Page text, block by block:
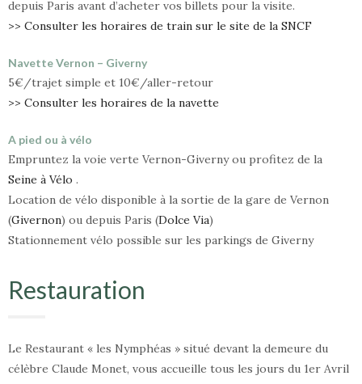
depuis Paris avant d’acheter vos billets pour la visite.
>> Consulter les horaires de train sur le site de la SNCF
Navette Vernon – Giverny
5€/trajet simple et 10€/aller-retour
>> Consulter les horaires de la navette
A pied ou à vélo
Empruntez la voie verte Vernon-Giverny ou profitez de la
Seine à Vélo .
Location de vélo disponible à la sortie de la gare de Vernon
(Givernon) ou depuis Paris (Dolce Via)
Stationnement vélo possible sur les parkings de Giverny
Restauration
Le Restaurant « les Nymphéas » situé devant la demeure du
célèbre Claude Monet, vous accueille tous les jours du 1er Avril